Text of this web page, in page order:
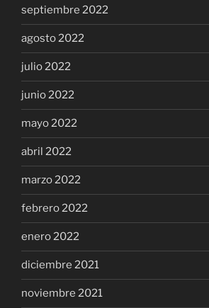
septiembre 2022
agosto 2022
julio 2022
junio 2022
mayo 2022
abril 2022
marzo 2022
febrero 2022
enero 2022
diciembre 2021
noviembre 2021